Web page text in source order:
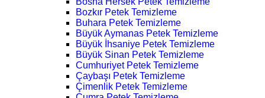
Bozkır Petek Temizleme
Buhara Petek Temizleme
Büyük Aymanas Petek Temizleme
Büyük İhsaniye Petek Temizleme
Büyük Sinan Petek Temizleme
Cumhuriyet Petek Temizleme
Çaybaşı Petek Temizleme
Çimenlik Petek Temizleme